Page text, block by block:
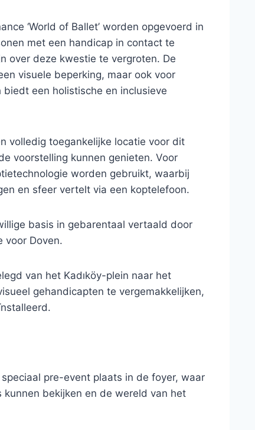
‘World of Ballet’ worden opgevoerd in
met een handicap in contact te
over deze kwestie te vergroten. De
visuele beperking, maar ook voor
een holistische en inclusieve
volledig toegankelijke locatie voor dit
voorstelling kunnen genieten. Voor
worden gebruikt, waarbij
en sfeer vertelt via een koptelefoon.
basis in gebarentaal vertaald door
voor Doven.
van het Kadıköy-plein naar het
gehandicapten te vergemakkelijken,
pre-event plaats in de foyer, waar
bekijken en de wereld van het